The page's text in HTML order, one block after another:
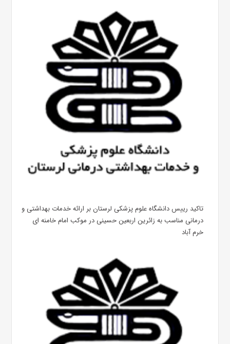
تاکید رییس دانشگاه علوم پزشکی لرستان بر ارائه خدمات بهداشتی و
درمانی مناسب به زائرین اربعین حسینی در موکب امام خامنه ای
خرم آباد